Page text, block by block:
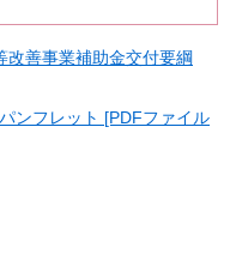
改善事業補助金交付要綱
ンフレット [PDFファイル